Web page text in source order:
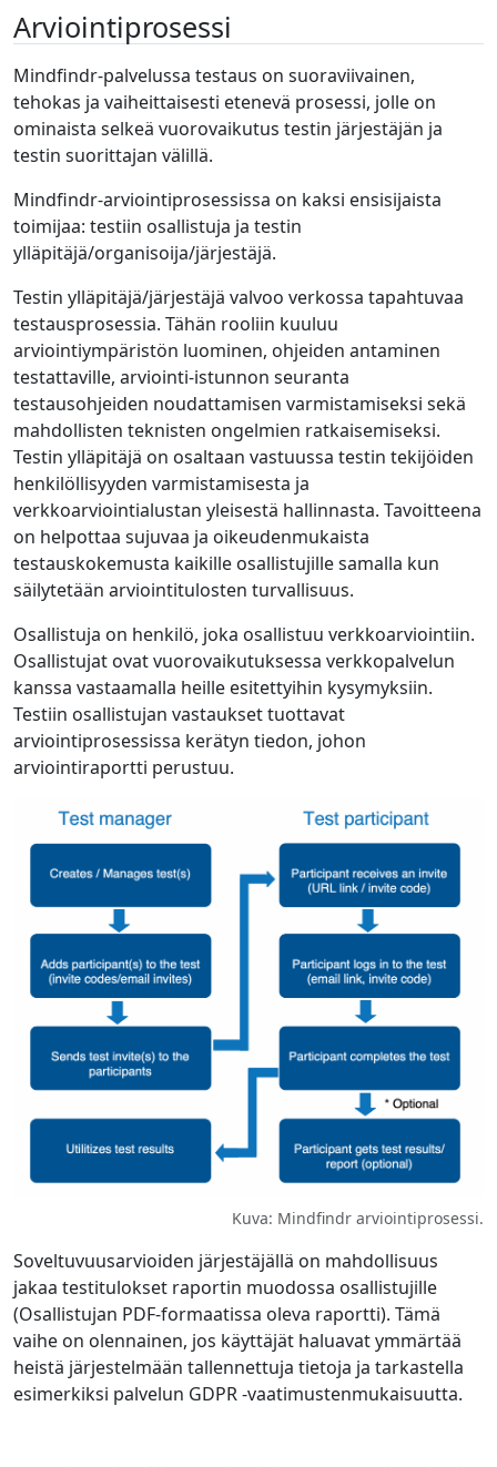
Arviointiprosessi
Mindfindr-palvelussa testaus on suoraviivainen,
tehokas ja vaiheittaisesti etenevä prosessi, jolle on
ominaista selkeä vuorovaikutus testin järjestäjän ja
testin suorittajan välillä.
Mindfindr-arviointiprosessissa on kaksi ensisijaista
toimijaa: testiin osallistuja ja testin
ylläpitäjä/organisoija/järjestäjä.
Testin ylläpitäjä/järjestäjä valvoo verkossa tapahtuvaa
testausprosessia. Tähän rooliin kuuluu
arviointiympäristön luominen, ohjeiden antaminen
testattaville, arviointi-istunnon seuranta
testausohjeiden noudattamisen varmistamiseksi sekä
mahdollisten teknisten ongelmien ratkaisemiseksi.
Testin ylläpitäjä on osaltaan vastuussa testin tekijöiden
henkilöllisyyden varmistamisesta ja
verkkoarviointialustan yleisestä hallinnasta. Tavoitteena
on helpottaa sujuvaa ja oikeudenmukaista
testauskokemusta kaikille osallistujille samalla kun
säilytetään arviointitulosten turvallisuus.
Osallistuja on henkilö, joka osallistuu verkkoarviointiin.
Osallistujat ovat vuorovaikutuksessa verkkopalvelun
kanssa vastaamalla heille esitettyihin kysymyksiin.
Testiin osallistujan vastaukset tuottavat
arviointiprosessissa kerätyn tiedon, johon
arviointiraportti perustuu.
Kuva: Mindfindr arviointiprosessi.
Soveltuvuusarvioiden järjestäjällä on mahdollisuus
jakaa testitulokset raportin muodossa osallistujille
(Osallistujan PDF-formaatissa oleva raportti). Tämä
vaihe on olennainen, jos käyttäjät haluavat ymmärtää
heistä järjestelmään tallennettuja tietoja ja tarkastella
esimerkiksi palvelun GDPR -vaatimustenmukaisuutta.